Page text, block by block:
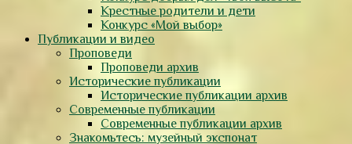
Крестные родители и дети
Конкурс «Мой выбор»
Публикации и видео
Проповеди
Проповеди архив
Исторические публикации
Исторические публикации архив
Современные публикации
Современные публикации архив
Знакомьтесь: музейный экспонат